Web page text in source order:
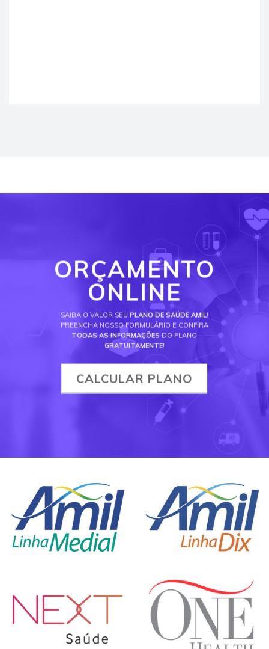
ORÇAMENTO
ONLINE
SAIBA O VALOR SEU PLANO DE SAÚDE AMIL!
PREENCHA NOSSO FORMULÁRIO E CONFIRA
TODAS AS INFORMAÇÕES DO PLANO
GRATUITAMENTE!
CALCULAR PLANO